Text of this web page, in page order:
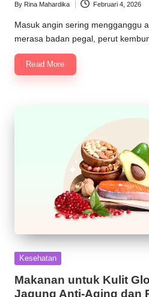
Posted
by
By Rina Mahardika Februari 4, 2026
Masuk angin sering mengganggu
merasa badan pegal, perut
Read More
Posted
Kesehatan
Makanan untuk Kulit
Jagung Anti-Aging dan